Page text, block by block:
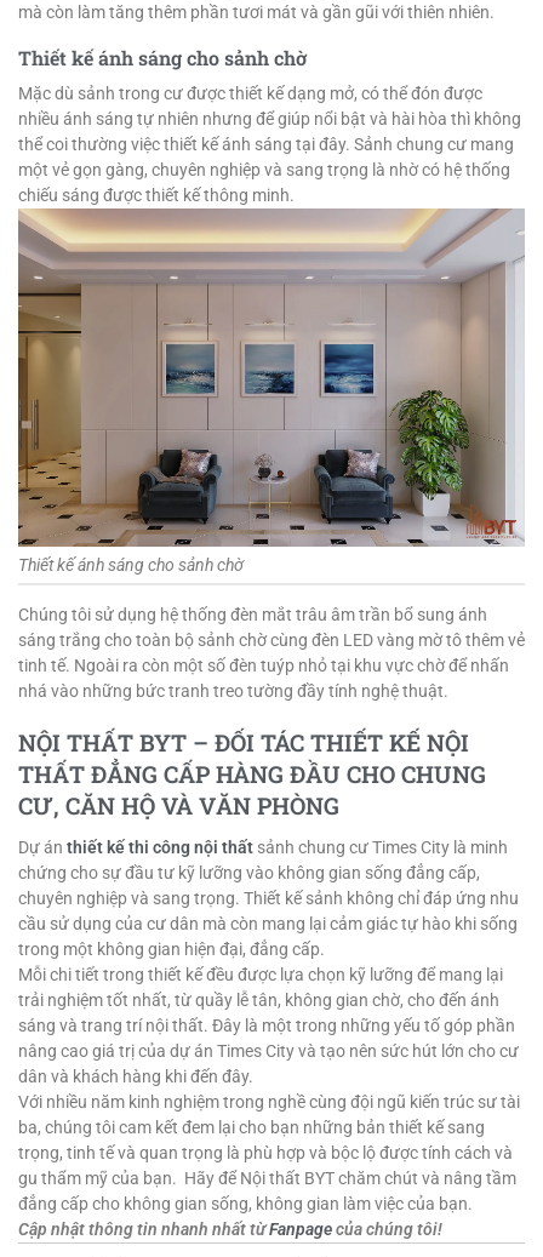
mà còn làm tăng thêm phần tươi mát và gần gũi với thiên nhiên.
Thiết kế ánh sáng cho sảnh chờ
Mặc dù sảnh trong cư được thiết kế dạng mở, có thể đón được
nhiều ánh sáng tự nhiên nhưng để giúp nổi bật và hài hòa thì không
thể coi thường việc thiết kế ánh sáng tại đây. Sảnh chung cư mang
một vẻ gọn gàng, chuyên nghiệp và sang trọng là nhờ có hệ thống
chiếu sáng được thiết kế thông minh.
Thiết kế ánh sáng cho sảnh chờ
Chúng tôi sử dụng hệ thống đèn mắt trâu âm trần bổ sung ánh
sáng trắng cho toàn bộ sảnh chờ cùng đèn LED vàng mờ tô thêm vẻ
tinh tế. Ngoài ra còn một số đèn tuýp nhỏ tại khu vực chờ để nhấn
nhá vào những bức tranh treo tường đầy tính nghệ thuật.
NỘI THẤT BYT – ĐỐI TÁC THIẾT KẾ NỘI
THẤT ĐẲNG CẤP HÀNG ĐẦU CHO CHUNG
CƯ, CĂN HỘ VÀ VĂN PHÒNG
Dự án thiết kế thi công nội thất sảnh chung cư Times City là minh
chứng cho sự đầu tư kỹ lưỡng vào không gian sống đẳng cấp,
chuyên nghiệp và sang trọng. Thiết kế sảnh không chỉ đáp ứng nhu
cầu sử dụng của cư dân mà còn mang lại cảm giác tự hào khi sống
trong một không gian hiện đại, đẳng cấp.
Mỗi chi tiết trong thiết kế đều được lựa chọn kỹ lưỡng để mang lại
trải nghiệm tốt nhất, từ quầy lễ tân, không gian chờ, cho đến ánh
sáng và trang trí nội thất. Đây là một trong những yếu tố góp phần
nâng cao giá trị của dự án Times City và tạo nên sức hút lớn cho cư
dân và khách hàng khi đến đây.
Với nhiều năm kinh nghiệm trong nghề cùng đội ngũ kiến trúc sư tài
ba, chúng tôi cam kết đem lại cho bạn những bản thiết kế sang
trọng, tinh tế và quan trọng là phù hợp và bộc lộ được tính cách và
gu thẩm mỹ của bạn. Hãy để Nội thất BYT chăm chút và nâng tầm
đẳng cấp cho không gian sống, không gian làm việc của bạn.
Cập nhật thông tin nhanh nhất từFanpagecủa chúng tôi!